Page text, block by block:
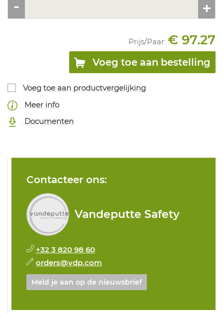
Prijs/Paar: € 97.27
Voeg toe aan bestelling
Voeg toe aan productvergelijking
Meer info
Documenten
Contacteer ons:
Vandeputte Safety
+32 3 820 98 60
orders@vdp.com
Meld je aan op de nieuwsbrief